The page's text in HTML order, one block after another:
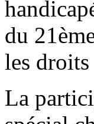
du
les
La